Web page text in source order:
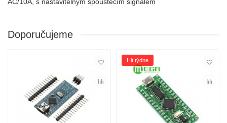
AC/10A, s nastavitelným spouštěcím signálem
Doporučujeme
Hit týdne